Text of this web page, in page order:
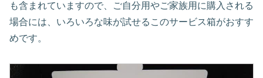
も含まれていますので、ご自分用やご家族用に購入される
場合には、いろいろな味が試せるこのサービス箱がおすす
めです。